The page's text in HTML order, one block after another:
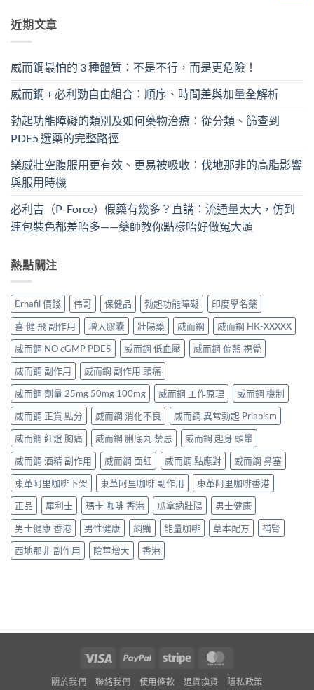
近期文章
威而鋼最怕的 3 種體質：不是不行，而是更危險！
威而鋼 + 必利勁自由組合：順序、時間差與加量全解析
勃起功能障礙的類別及如何藥物治療：從分類、篩查到
PDE5 選藥的完整路徑
樂威壯空腹服用更有效、更易被吸收：伐地那非的高脂影響
與服用時機
必利吉（P-Force）假藥有幾多？直講：流通量太大，仿到
連包裝色都差唔多——藥師教你點樣唔好做冤大頭
熱點關注
Ernafil 價錢 伟哥 保健品 勃起功能障礙
印度學名藥
喜 健 飛 副作用
增大膠囊 壯陽藥 威而鋼
威而鋼 HK-XXXXX
威而鋼 NO cGMP PDE5
威而鋼 低血壓
威而鋼 偏藍 視覺
威而鋼 副作用
威而鋼 副作用 頭痛
威而鋼 劑量 25mg 50mg 100mg
威而鋼 工作原理
威而鋼 機制
威而鋼 正貨 點分
威而鋼 消化不良
威而鋼 異常勃起 Priapism
威而鋼 紅燈 胸痛
威而鋼 脷底丸 禁忌
威而鋼 起身 頭暈
威而鋼 酒精 副作用
威而鋼 面紅 威而鋼 點應對
威而鋼 鼻塞
東革阿里咖啡下架
東革阿里咖啡 副作用
東革阿里咖啡香港
正品
犀利士 瑪卡 咖啡 香港 瓜拿納壯陽
男士健康
男士健康 香港
男性健康 網購 能量咖啡 草本配方
補腎
西地那非 副作用
陰莖增大 香港
Visa PayPal Stripe
關於我們 聯絡我們 使用條款 退貨換貨 隱私政策